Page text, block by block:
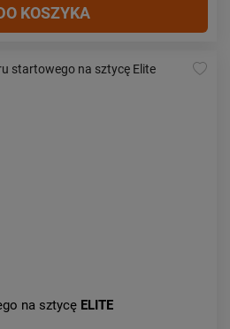
KOSZYKA
na sztycę ELITE